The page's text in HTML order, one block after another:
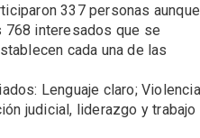
337 personas aunque
768 interesados que se
cada una de las
Lenguaje claro; Violencia
judicial, liderazgo y trabajo